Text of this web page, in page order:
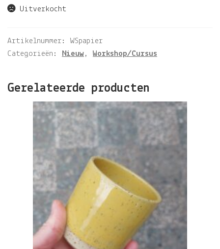
Uitverkocht
Artikelnummer: WSpapier
Categorieën:
Nieuw, Workshop/Cursus
Gerelateerde producten